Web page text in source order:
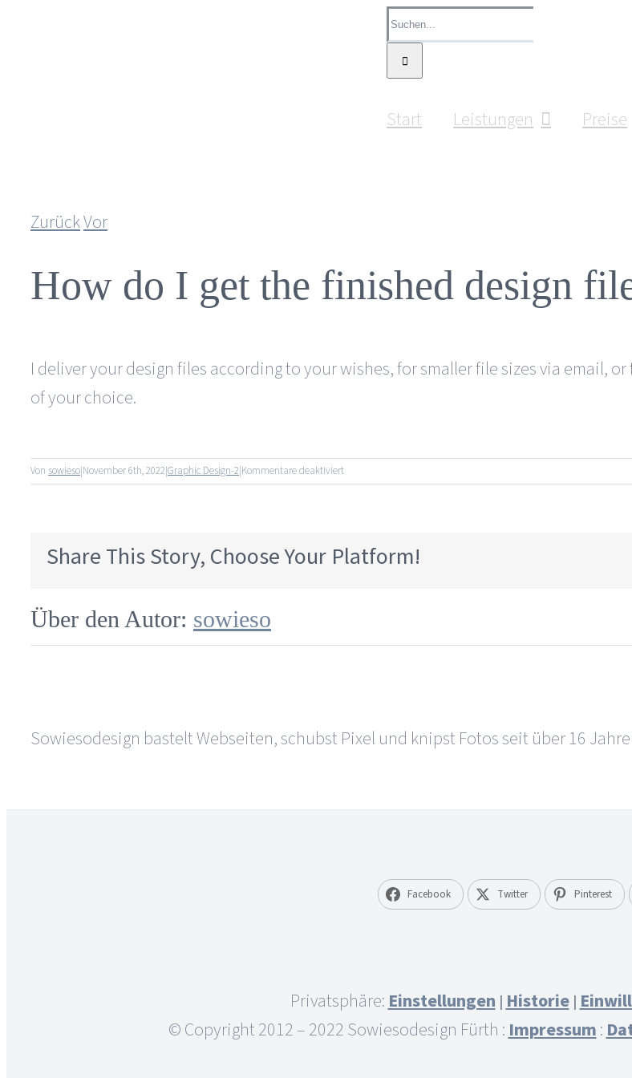
Suche
nach:
Start Leistungen Preise
ZurückVor
How do I get the finished design
I deliver your design files according to your wishes, for smaller file sizes via email,
of your choice.
Von sowieso|November 6th, 2022|Graphic Design-2|Kommentare deaktiviertfür
How
the
Share This Story, Choose Your Platform!
Über den Autor: sowieso
Sowiesodesign bastelt Webseiten, schubst Pixel und knipst Fotos seit über 16
Facebook Twitter Pinterest
Privatsphäre: Einstellungen | Historie|
© Copyright 2012 – 2022 Sowiesodesign Fürth : Impressum: